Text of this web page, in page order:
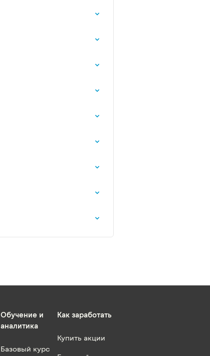
Обучение и
аналитика
Базовый курс
Как заработать
Купить акции